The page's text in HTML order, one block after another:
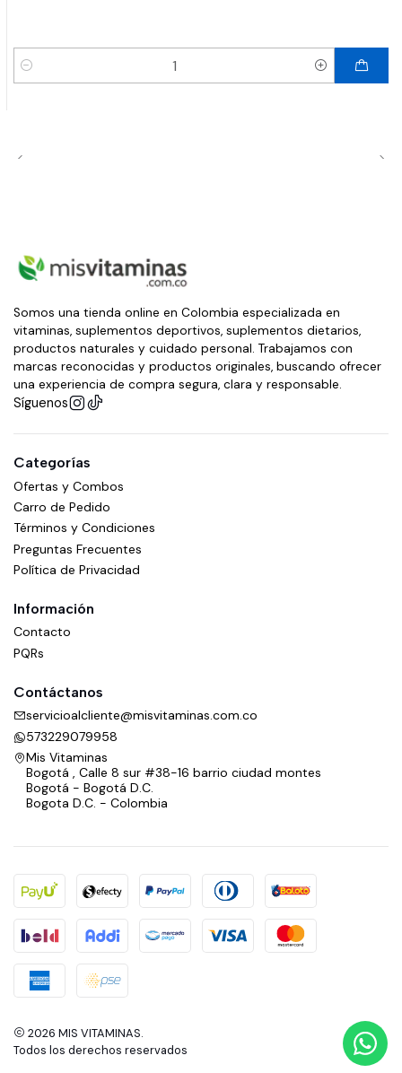
Cantidad
Somos una tienda online en Colombia especializada en
vitaminas, suplementos deportivos, suplementos dietarios,
productos naturales y cuidado personal. Trabajamos con
marcas reconocidas y productos originales, buscando ofrecer
una experiencia de compra segura, clara y responsable.
Síguenos
Categorías
Ofertas y Combos
Carro de Pedido
Términos y Condiciones
Preguntas Frecuentes
Política de Privacidad
Información
Contacto
PQRs
Contáctanos
servicioalcliente@misvitaminas.com.co
573229079958
Mis Vitaminas
Bogotá , Calle 8 sur #38-16 barrio ciudad montes
Bogotá - Bogotá D.C.
Bogota D.C. - Colombia
2026 MIS VITAMINAS.
Todos los derechos reservados